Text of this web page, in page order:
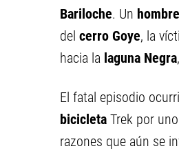
Bariloche. Un
del cerro Goye, la
hacia la laguna Negra
El fatal episodio
bicicleta Trek por
razones que aún se